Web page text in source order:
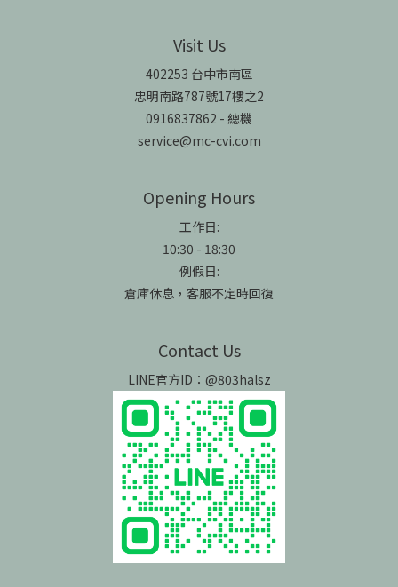
Visit Us
402253 台中市南區
忠明南路787號17樓之2
0916837862 - 總機
service@mc-cvi.com
Opening Hours
工作日:
10:30 - 18:30
例假日:
倉庫休息，客服不定時回復
Contact Us
LINE官方ID：@803halsz